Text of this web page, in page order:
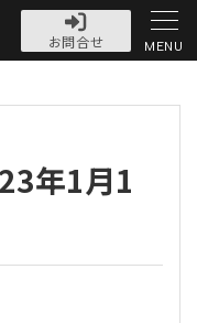
公益・一般法人オ
お問合せ
MENU
年1月1